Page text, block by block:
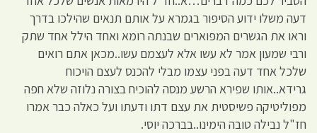
דעה משלו ידוע הסיפור בגמרא על אותם תנאים שהילכו בדרך
וראו את הגשרים המפוארים שבנתה רומא ואחד הילל אחד שתק
ורבי שמעון אמר לא עשו אלא לעצמם עשו..מכאן אתם רואים
שלכל אחד דעה בפני עצמו מבלי להכנס לעצם הויכוח
גרידא..אותו שפירא הרשע מנסה להוכיח בצורה נלוזה שלא חפה
מפוליטיקה פשיסטית את עצם דתו ודעתו ועל כאלה כבר אמרו
חז"ל נבילה טובה הימינו..בברכה יוסי.